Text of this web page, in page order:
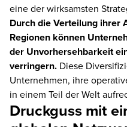
eine der wirksamsten
Durch die Verteilung ihrer
Regionen können
der Unvorhersehbarkeit
verringern. Diese
Unternehmen, ihre
in einem Teil der Welt
Druckguss mit